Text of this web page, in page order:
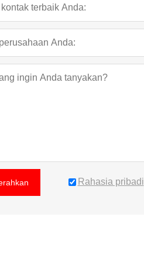
Rahasia pribadi